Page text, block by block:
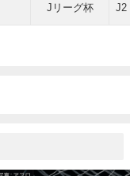
Jリーグ杯 J2